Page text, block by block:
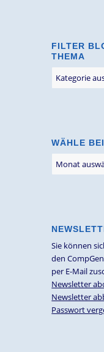
FILTER
THEMA
Blogbeiträge
WÄHLE
Sie können
den
per E-Mail
Newsletter
Newsletter
Passwort